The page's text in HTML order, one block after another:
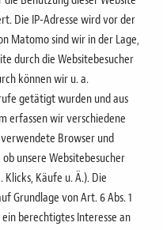
Die IP-Adresse wird vor der
Matomo sind wir in der Lage,
durch die Websitebesucher
können wir u. a.
getätigt wurden und aus
erfassen wir verschiedene
verwendete Browser und
ob unsere Websitebesucher
Käufe u. Ä.). Die
Grundlage von Art. 6 Abs. 1
berechtigtes Interesse an